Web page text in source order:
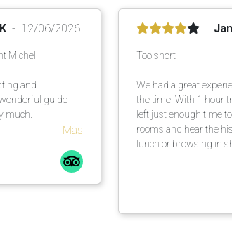
12/06/2026
Michel
and
guide
much.
Más
Too short
We had a great
the time. With 1 hour
left just enough time
rooms and hear the
lunch or browsing in